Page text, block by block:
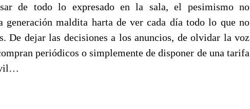
de todo lo expresado en la sala, el pesimismo no
generación maldita harta de ver cada día todo lo que no
De dejar las decisiones a los anuncios, de olvidar la voz
periódicos o simplemente de disponer de una tarifa